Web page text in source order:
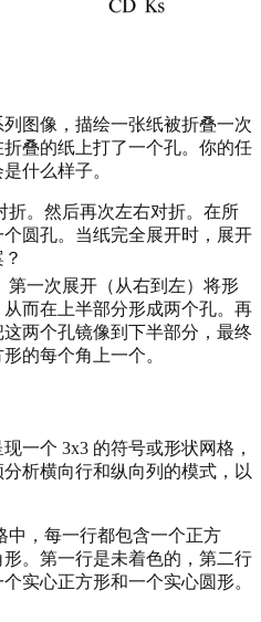
图像，描绘一张纸被折叠一次
叠的纸上打了一个孔。你的任
什么样子。
折。然后再次左右对折。在所
圆孔。当纸完全展开时，展开
一次展开（从右到左）将形
而在上半部分形成两个孔。再
两个孔镜像到下半部分，最终
的每个角上一个。
一个 3x3 的符号或形状网格，
析横向行和纵向列的模式，以
中，每一行都包含一个正方
。第一行是未着色的，第二行
实心正方形和一个实心圆形。